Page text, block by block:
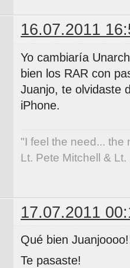
16.07.2011
Yo cambiaría
bien los RAR con
Juanjo, te olvidaste
iPhone.
"I feel the need... the
Lt. Pete Mitchell &
17.07.2011
Qué bien
Te pasaste!